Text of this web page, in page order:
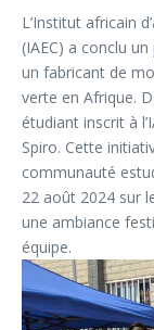
L’Institut africain
(IAEC) a conclu
un fabricant de
verte en Afrique.
étudiant inscrit à
Spiro. Cette
communauté
22 août 2024 sur
une ambiance
équipe.